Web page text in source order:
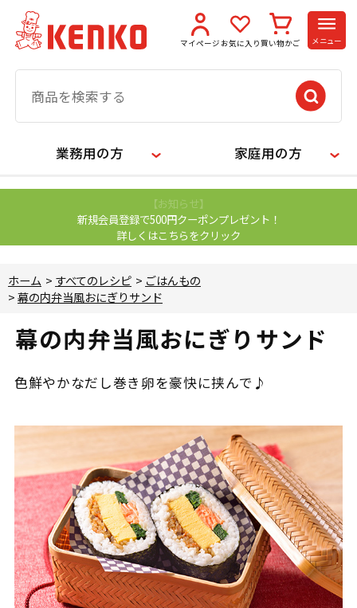
マイページ お気に入り 買い物かご メニュー
業務用の方 家庭用の方
【お知らせ】
新規会員登録で500円クーポンプレゼント！
詳しくはこちらをクリック
ホーム > すべてのレシピ > ごはんもの
>幕の内弁当風おにぎりサンド
幕の内弁当風おにぎりサンド
色鮮やかなだし巻き卵を豪快に挟んで♪